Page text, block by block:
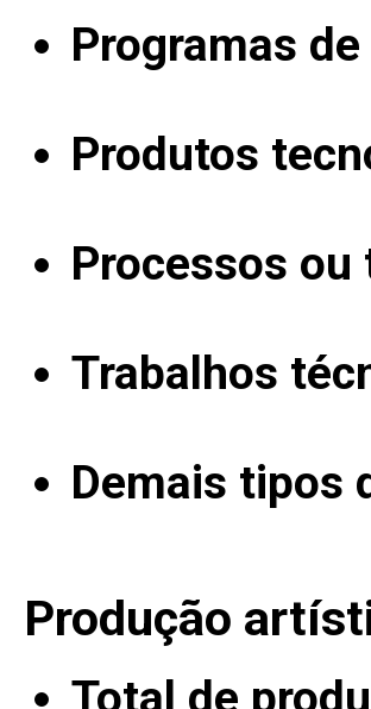
Programas
Produtos
Processos ou
Trabalhos
Demais tipos
Produção